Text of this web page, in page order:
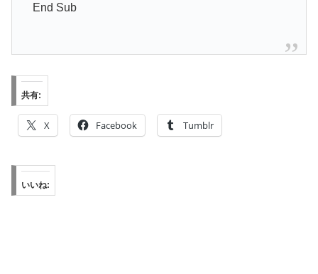
End Sub
共有:
X Facebook Tumblr
いいね: